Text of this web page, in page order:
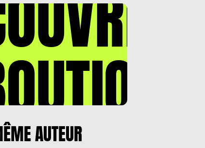
AUTEUR